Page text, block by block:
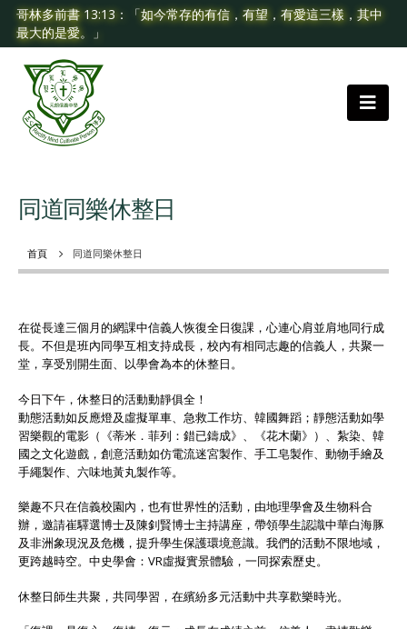
哥林多前書 13:13：「如今常存的有信，有望，有愛這三樣，其中
最大的是愛。」
首頁 同道同樂休整日
同道同樂休整日
在從長達三個月的網課中信義人恢復全日復課，心連心肩並肩地同行成
長。不但是班內同學互相支持成長，校內有相同志趣的信義人，共聚一
堂，享受別開生面、以學會為本的休整日。
今日下午，休整日的活動動靜俱全！
動態活動如反應燈及虛擬單車、急救工作坊、韓國舞蹈；靜態活動如學
習樂觀的電影（《蒂米．菲列：錯已鑄成》、《花木蘭》）、紮染、韓
國之文化遊戲，創意活動如仿電流迷宮製作、手工皂製作、動物手繪及
手繩製作、六味地黃丸製作等。
樂趣不只在信義校園內，也有世界性的活動，由地理學會及生物科合
辦，邀請崔驛選博士及陳釗賢博士主持講座，帶領學生認識中華白海豚
及非洲象現況及危機，提升學生保護環境意識。我們的活動不限地域，
更跨越時空。中史學會：VR虛擬實景體驗，一同探索歷史。
休整日師生共聚，共同學習，在繽紛多元活動中共享歡樂時光。